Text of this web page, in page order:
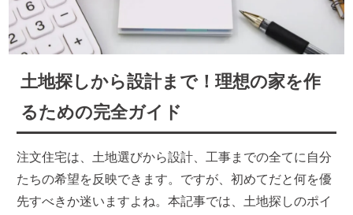
土地探しから設計まで！理想の家を作
るための完全ガイド
注文住宅は、土地選びから設計、工事までの全てに自分
たちの希望を反映できます。ですが、初めてだと何を優
先すべきか迷いますよね。本記事では、土地探しのポイ